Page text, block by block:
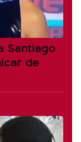
Santiago
de